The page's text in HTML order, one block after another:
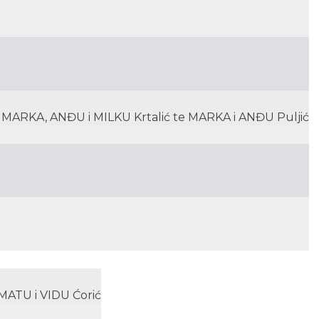
ANĐU i MILKU Krtalić te MARKA i ANĐU Puljić
i VIDU Ćorić